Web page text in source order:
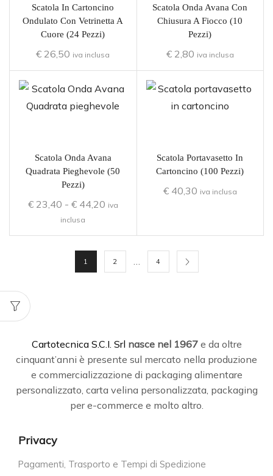
Scatola In Cartoncino
Ondulato Con Vetrinetta A
Cuore (24 Pezzi)
€ 26,50 iva inclusa
Scatola Onda Avana Con
Chiusura A Fiocco (10
Pezzi)
€2,80 iva inclusa
Scatola Onda Avana
Quadrata Pieghevole (50
Pezzi)
€23,40 - €44,20 iva
inclusa
Scatola Portavasetto In
Cartoncino (100 Pezzi)
€40,30 iva inclusa
1 2 … 4
Cartotecnica S.C.I. Srl nasce nel 1967e da oltre
cinquant’anni è presente sul mercato nella produzione
e commercializzazione di packaging alimentare
personalizzato, carta velina personalizzata, packaging
per e-commerce e molto altro.
Privacy
Pagamenti, Trasporto e Tempi di Spedizione